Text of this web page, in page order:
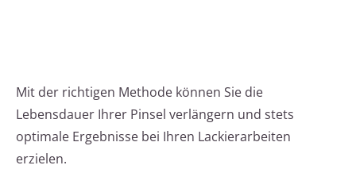
Mit der richtigen Methode können Sie die
Lebensdauer Ihrer Pinsel verlängern und stets
optimale Ergebnisse bei Ihren Lackierarbeiten
erzielen.